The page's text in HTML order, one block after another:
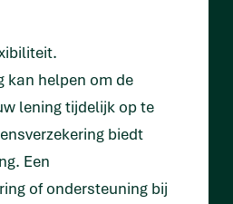
kan helpen om de
lening tijdelijk op te
biedt
Een
of ondersteuning bij